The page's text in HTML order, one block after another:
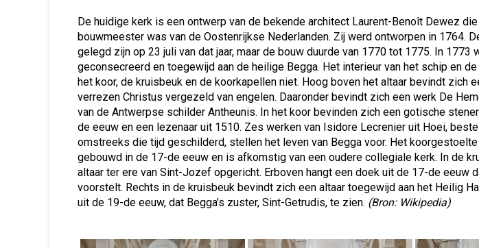
De huidige kerk is een ontwerp van de bekende architect Laurent-Benoît Dewez
bouwmeester was van de Oostenrijkse Nederlanden. Zij werd ontworpen in 1764.
gelegd zijn op 23 juli van dat jaar, maar de bouw duurde van 1770 tot 1775. In 1773
geconsecreerd en toegewijd aan de heilige Begga. Het interieur van het schip en
het koor, de kruisbeuk en de koorkapellen niet. Hoog boven het altaar bevindt zich
verrezen Christus vergezeld van engelen. Daaronder bevindt zich een werk De
van de Antwerpse schilder Antheunis. In het koor bevinden zich een gotische
de eeuw en een lezenaar uit 1510. Zes werken van Isidore Lecrenier uit Hoei,
omstreeks die tijd geschilderd, stellen het leven van Begga voor. Het
gebouwd in de 17-de eeuw en is afkomstig van een oudere collegiale kerk. In de
altaar ter ere van Sint-Jozef opgericht. Erboven hangt een doek uit de 17-de eeuw
voorstelt. Rechts in de kruisbeuk bevindt zich een altaar toegewijd aan het Heilig
uit de 19-de eeuw, dat Begga’s zuster, Sint-Getrudis, te zien. (Bron: Wikipedia)